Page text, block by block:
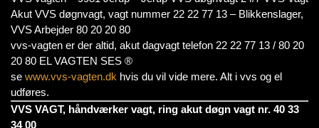
Akut VVS døgnvagt, vagt nummer 22 22 77 13 – Blikkenslager,
VVS Arbejder 80 20 20 80
vvs-vagten er der altid, akut dagvagt telefon 22 22 77 13 / 80 20
20 80 EL VAGTEN SES ®
se www.vvs-vagten.dk hvis du vil vide mere. Alt i vvs og el
udføres.
VVS VAGT, håndværker vagt, ring akut døgn vagt nr. 40 33
34 00